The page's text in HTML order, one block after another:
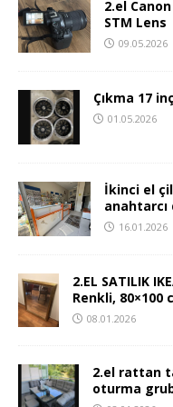
2.el
STM Lens
09.05.2026
Çıkma 17
01.05.2026
İkinci el
16.01.2026
2.EL SATILIK
Renkli, 80×100
08.01.2026
2.el rattan
oturma